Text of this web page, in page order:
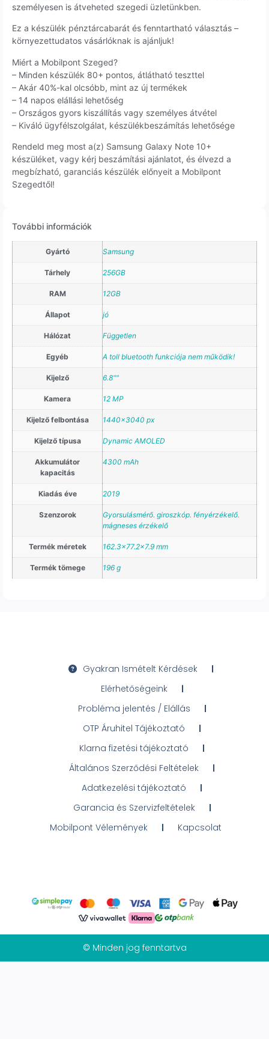
személyesen is átveheted szegedi üzletünkben.
Ez a készülék pénztárcabarát és fenntartható választás –
környezettudatos vásárlóknak is ajánljuk!
Miért a Mobilpont Szeged?
– Minden készülék 80+ pontos, átlátható teszttel
– Akár 40%-kal olcsóbb, mint az új termékek
– 14 napos elállási lehetőség
– Országos gyors kiszállítás vagy személyes átvétel
– Kiváló ügyfélszolgálat, készülékbeszámítás lehetősége
Rendeld meg most a(z) Samsung Galaxy Note 10+
készüléket, vagy kérj beszámítási ajánlatot, és élvezd a
megbízható, garanciás készülék előnyeit a Mobilpont
Szegedtől!
További információk
Gyártó Samsung
Tárhely 256GB
RAM 12GB
Állapot jó
Hálózat Független
Egyéb A toll bluetooth funkciója nem működik!
Kijelző 6.8""
Kamera 12 MP
Kijelző felbontása 1440×3040 px
Kijelző típusa Dynamic AMOLED
Akkumulátor
kapacitás
4300 mAh
Kiadás éve 2019
Szenzorok
Gyorsulásmérő. giroszkóp. fényérzékelő.
mágneses érzékelő
Termék méretek 162.3×77.2×7.9 mm
Termék tömege 196 g
Gyakran Ismételt Kérdések
Elérhetőségeink
Probléma jelentés / Elállás
OTP Áruhitel Tájékoztató
Klarna fizetési tájékoztató
Általános Szerződési Feltételek
Adatkezelési tájékoztató
Garancia és Szervizfeltételek
Mobilpont Vélemények
Kapcsolat
© Minden jog fenntartva